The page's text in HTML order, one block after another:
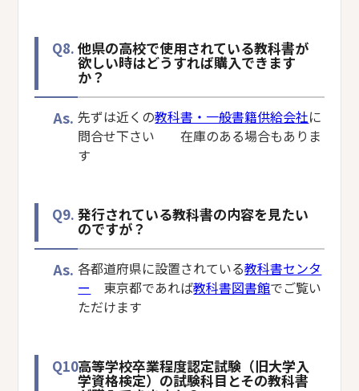
Q8. 他県の高校で使用されている教科書が
欲しい時はどうすれば購入できます
か？
As. 先ずは近くの教科書・一般書籍供給会社に
問合せ下さい 在庫のある場合もありま
す
Q9. 発行されている教科書の内容を見たい
のですが？
As. 各都道府県に設置されている教科書センタ
ー
東京都であれば教科書図書館でご覧い
ただけます
Q10.高等学校卒業程度認定試験（旧大学入
学資格検定）の試験科目とその教科書